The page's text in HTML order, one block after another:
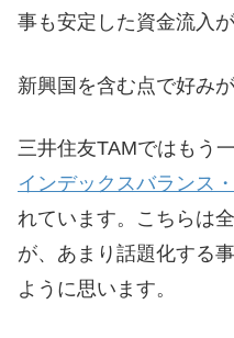
事も安定した資金流入
新興国を含む点で好み
三井住友TAMではもう
インデックスバランス
れています。こちらは
が、あまり話題化する
ように思います。